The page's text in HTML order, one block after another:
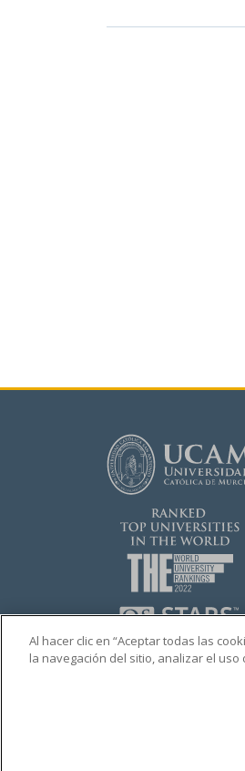
Al hacer clic en “Aceptar todas las
la navegación del sitio, analizar el